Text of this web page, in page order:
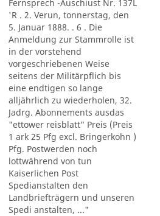
Fernsprech -Auschiust Nr. 137L
'R . 2. Verun, tonnerstag, den
5. Januar 1888. . 6 . Die
Anmeldung zur Stammrolle ist
in der vorstehend
vorgeschriebenen Weise
seitens der Militärpflich bis
eine endtigen so lange
alljährlich zu wiederholen, 32.
Jadrg. Abonnements ausdas
"ettower reisblatt" Preis (Preis
1 ark 25 Pfg excl. Bringerkohn )
Pfg. Postwerden noch
lottwährend von tun
Kaiserlichen Post
Spedianstalten den
Landbriefträgern und unseren
Spedi anstalten, ..."